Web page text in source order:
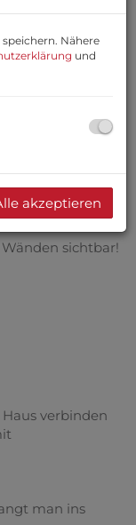
sehr guter,
!!!!
das Haus vor
sichtbar!
verbinden
man ins
Nähere
und
akzeptieren